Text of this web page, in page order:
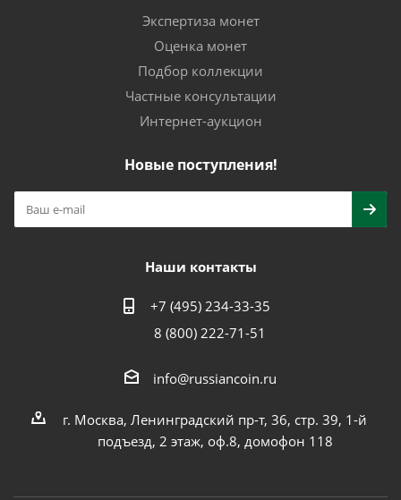
Экспертиза монет
Оценка монет
Подбор коллекции
Частные консультации
Интернет-аукцион
Новые поступления!
Наши контакты
+7 (495) 234-33-35
8 (800) 222-71-51
info@russiancoin.ru
г. Москва, Ленинградский пр-т, 36, стр. 39, 1-й
подъезд, 2 этаж, оф.8, домофон 118